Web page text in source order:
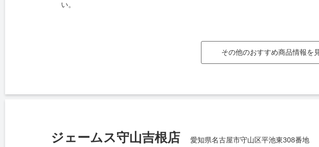
い。
その他のおすすめ商品情報を
ジェームス守山吉根店 愛知県名古屋市守山区平池東308番地